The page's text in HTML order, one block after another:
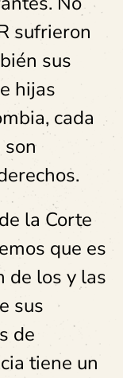
sufrieron
sus
hijas
cada
son
la Corte
que es
de los y las
sus
de
tiene un